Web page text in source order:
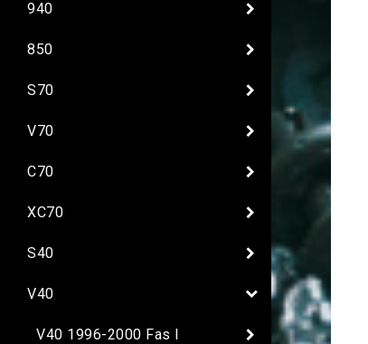
940
850
S70
V70
C70
XC70
S40
V40
V40 1996-2000 Fas I